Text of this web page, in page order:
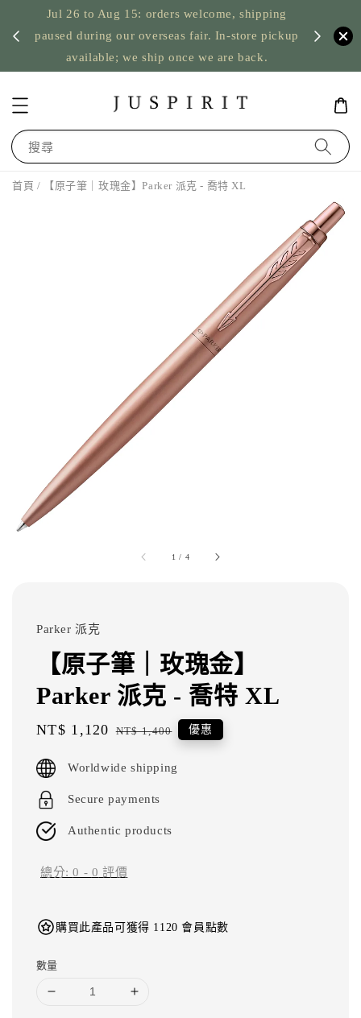
Jul 26 to Aug 15: orders welcome, shipping
paused during our overseas fair. In-store pickup
available; we ship once we are back.
US
搜尋
首頁 / 【原子筆｜玫瑰金】Parker 派克 - 喬特 XL
1 / 4
Parker 派克
【原子筆｜玫瑰金】
Parker 派克 - 喬特 XL
Sale
NT$ 1,120 Regular
NT$ 1,400 優惠
Worldwide shipping
Secure payments
Authentic products
總分:0 - 0 評價
購買此產品可獲得 1120 會員點數
數量